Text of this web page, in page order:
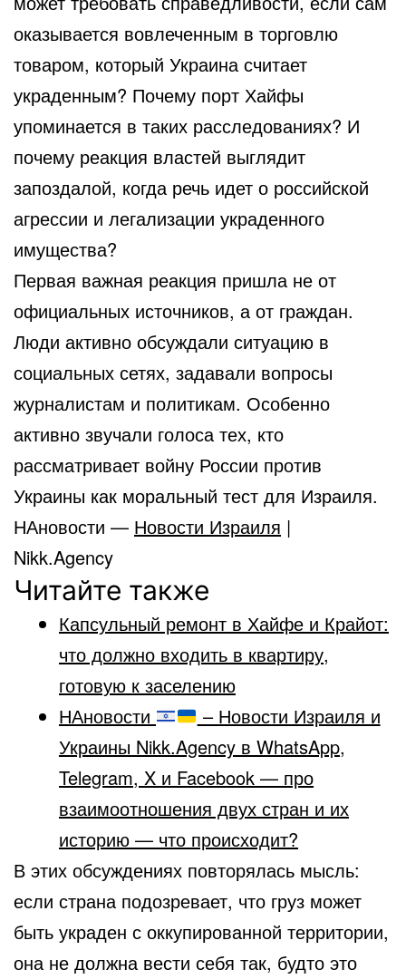
оказывается вовлеченным в торговлю
товаром, который Украина считает
украденным? Почему порт Хайфы
упоминается в таких расследованиях? И
почему реакция властей выглядит
запоздалой, когда речь идет о российской
агрессии и легализации украденного
имущества?
Первая важная реакция пришла не от
официальных источников, а от граждан.
Люди активно обсуждали ситуацию в
социальных сетях, задавали вопросы
журналистам и политикам. Особенно
активно звучали голоса тех, кто
рассматривает войну России против
Украины как моральный тест для Израиля.
НАновости — Новости Израиля |
Nikk.Agency
Читайте также
Капсульный ремонт в Хайфе и Крайот:
что должно входить в квартиру,
готовую к заселению
НАновости
– Новости Израиля и
Украины Nikk.Agency в WhatsApp,
Telegram, X и Facebook — про
взаимоотношения двух стран и их
историю — что происходит?
В этих обсуждениях повторялась мысль:
если страна подозревает, что груз может
быть украден с оккупированной территории,
она не должна вести себя так, будто это